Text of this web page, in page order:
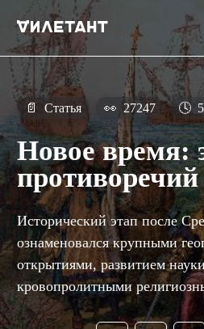
📄 Статья 👀 27247 🕓
Новое время:
противоречий
Исторический этап после
ознаменовался крупными
открытиями, развитием
кровопролитными